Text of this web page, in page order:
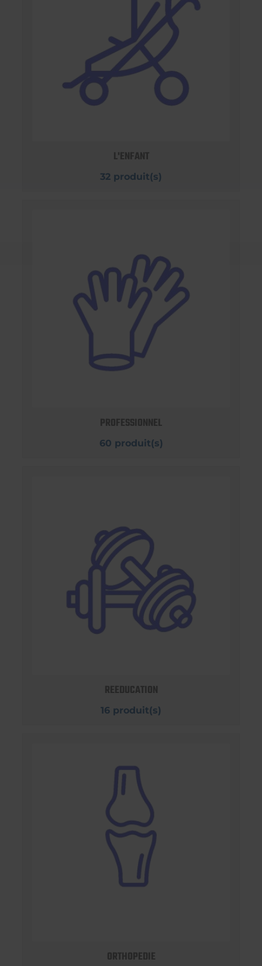
L'ENFANT
32 produit(s)
PROFESSIONNEL
60 produit(s)
REEDUCATION
16 produit(s)
ORTHOPEDIE